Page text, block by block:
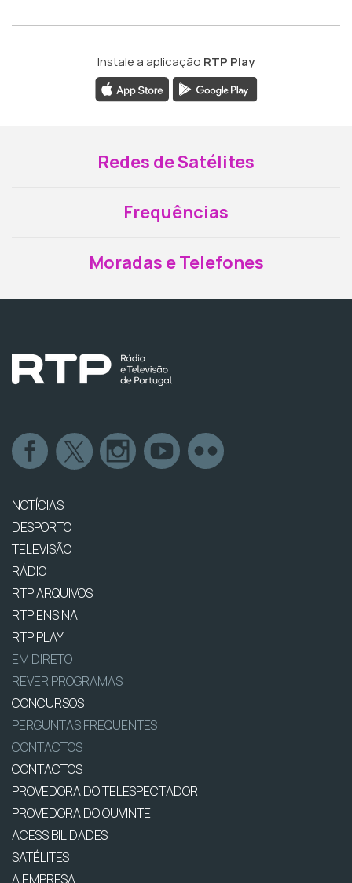
Instale a aplicação RTP Play
Redes de Satélites
Frequências
Moradas e Telefones
NOTÍCIAS
DESPORTO
TELEVISÃO
RÁDIO
RTP ARQUIVOS
RTP ENSINA
RTP PLAY
EM DIRETO
REVER PROGRAMAS
CONCURSOS
PERGUNTAS FREQUENTES
CONTACTOS
CONTACTOS
PROVEDORA DO TELESPECTADOR
PROVEDORA DO OUVINTE
ACESSIBILIDADES
SATÉLITES
A EMPRESA